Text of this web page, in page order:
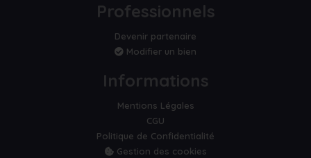
Professionnels
Devenir partenaire
Modifier un bien
Informations
Mentions Légales
CGU
Politique de Confidentialité
Gestion des cookies